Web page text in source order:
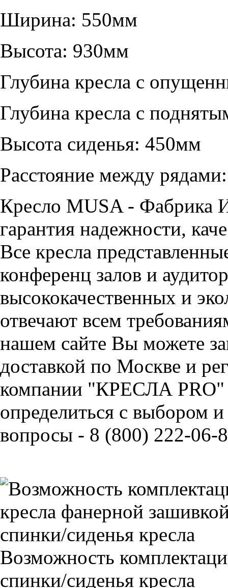
Ширина: 550мм
Высота: 930мм
Глубина кресла с
Глубина кресла с
Высота сиденья: 450мм
Расстояние между
Кресло MUSA - Фабрика
гарантия надежности,
Все кресла
конференц залов и
высококачественных и
отвечают всем
нашем сайте Вы можете
доставкой по Москве и
компании "КРЕСЛА PRO"
определиться с выбором
вопросы - 8 (800) 222-06-
Возможность
спинки/сиденья кресла